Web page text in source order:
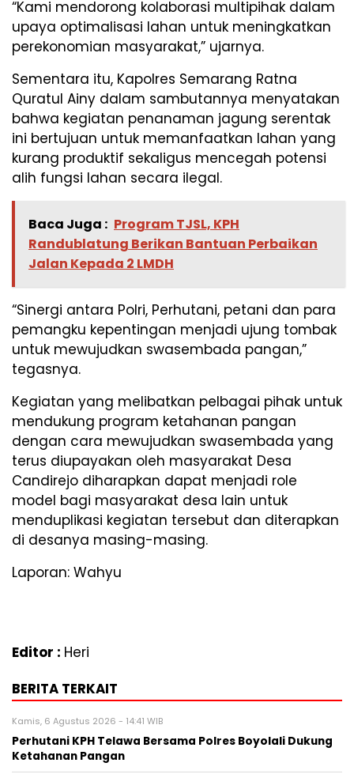
“Kami mendorong kolaborasi multipihak dalam
upaya optimalisasi lahan untuk meningkatkan
perekonomian masyarakat,” ujarnya.
Sementara itu, Kapolres Semarang Ratna
Quratul Ainy dalam sambutannya menyatakan
bahwa kegiatan penanaman jagung serentak
ini bertujuan untuk memanfaatkan lahan yang
kurang produktif sekaligus mencegah potensi
alih fungsi lahan secara ilegal.
Baca Juga : Program TJSL, KPH
Randublatung Berikan Bantuan Perbaikan
Jalan Kepada 2 LMDH
“Sinergi antara Polri, Perhutani, petani dan para
pemangku kepentingan menjadi ujung tombak
untuk mewujudkan swasembada pangan,”
tegasnya.
Kegiatan yang melibatkan pelbagai pihak untuk
mendukung program ketahanan pangan
dengan cara mewujudkan swasembada yang
terus diupayakan oleh masyarakat Desa
Candirejo diharapkan dapat menjadi role
model bagi masyarakat desa lain untuk
menduplikasi kegiatan tersebut dan diterapkan
di desanya masing-masing.
Laporan: Wahyu
Editor : Heri
BERITA TERKAIT
Kamis, 6 Agustus 2026 - 14:41 WIB
Perhutani KPH Telawa Bersama Polres Boyolali Dukung
Ketahanan Pangan